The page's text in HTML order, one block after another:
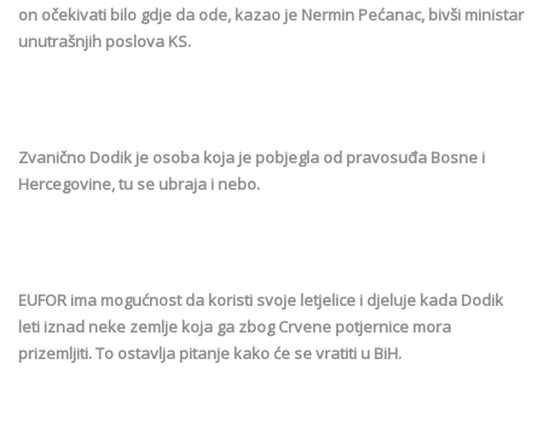
on očekivati bilo gdje da ode, kazao je Nermin Pećanac, bivši ministar
unutrašnjih poslova KS.
Zvanično Dodik je osoba koja je pobjegla od pravosuđa Bosne i
Hercegovine, tu se ubraja i nebo.
EUFOR ima mogućnost da koristi svoje letjelice i djeluje kada Dodik
leti iznad neke zemlje koja ga zbog Crvene potjernice mora
prizemljiti. To ostavlja pitanje kako će se vratiti u BiH.